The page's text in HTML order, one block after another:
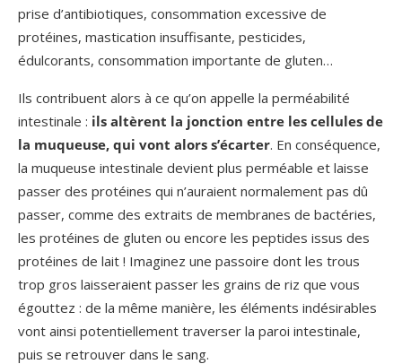
prise d’antibiotiques, consommation excessive de
protéines, mastication insuffisante, pesticides,
édulcorants, consommation importante de gluten…
Ils contribuent alors à ce qu’on appelle la perméabilité
intestinale : ils altèrent la jonction entre les cellules de
la muqueuse, qui vont alors s’écarter. En conséquence,
la muqueuse intestinale devient plus perméable et laisse
passer des protéines qui n’auraient normalement pas dû
passer, comme des extraits de membranes de bactéries,
les protéines de gluten ou encore les peptides issus des
protéines de lait ! Imaginez une passoire dont les trous
trop gros laisseraient passer les grains de riz que vous
égouttez : de la même manière, les éléments indésirables
vont ainsi potentiellement traverser la paroi intestinale,
puis se retrouver dans le sang.